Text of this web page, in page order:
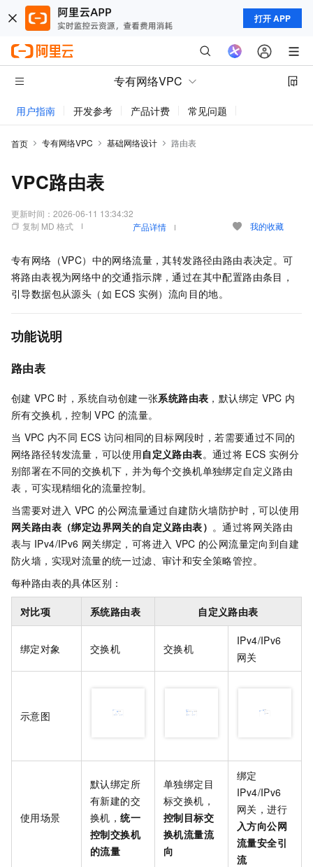
打开 APP
专有网络VPC
用户指南 开发参考 产品计费 常见问题
首页 专有网络VPC 基础网络设计 路由表
VPC路由表
更新时间： 2026-06-11 13:34:32
复制 MD 格式
产品详情 我的收藏
专有网络（VPC）中的网络流量，其转发路径由路由表决定。可
将路由表视为网络中的交通指示牌，通过在其中配置路由条目，
引导数据包从源头（如 ECS 实例）流向目的地。
功能说明
路由表
创建 VPC 时，系统自动创建一张系统路由表 ，默认绑定 VPC 内
所有交换机，控制 VPC 的流量。
当 VPC 内不同 ECS 访问相同的目标网段时，若需要通过不同的
网络路径转发流量，可以使用自定义路由表。通过将 ECS 实例分
别部署在不同的交换机下，并为每个交换机单独绑定自定义路由
表，可实现精细化的流量控制。
当需要对进入 VPC 的公网流量通过自建防火墙防护时，可以使用
网关路由表（绑定边界网关的自定义路由表） 。通过将网关路由
表与 IPv4/IPv6 网关绑定，可将进入 VPC 的公网流量定向到自建
防火墙，实现对流量的统一过滤、审计和安全策略管控。
每种路由表的具体区别：
对比项 系统路由表 自定义路由表
绑定对象 交换机 交换机
IPv4/IPv6
网关
示意图
使用场景
默认绑定所
有新建的交
换机，统一
控制交换机
的流量
单独绑定目
标交换机，
控制目标交
换机流量流
向
绑定
IPv4/IPv6
网关，进行
入方向公网
流量安全引
流